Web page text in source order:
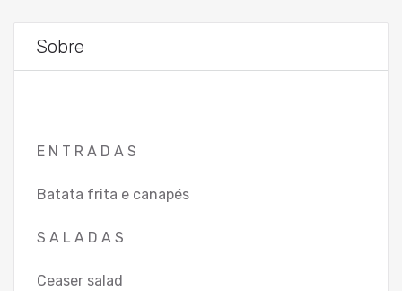
Sobre
E N T R A D A S
Batata frita e canapés
S A L A D A S
Ceaser salad